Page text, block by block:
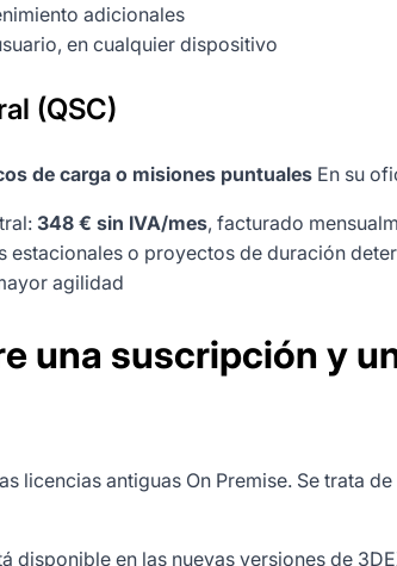
adicionales
en cualquier dispositivo
(QSC)
de carga o misiones puntuales En su
348 € sin IVA/mes, facturado
o proyectos de duración
agilidad
una suscripción y
licencias antiguas On Premise. Se trata
disponible en las nuevas versiones de